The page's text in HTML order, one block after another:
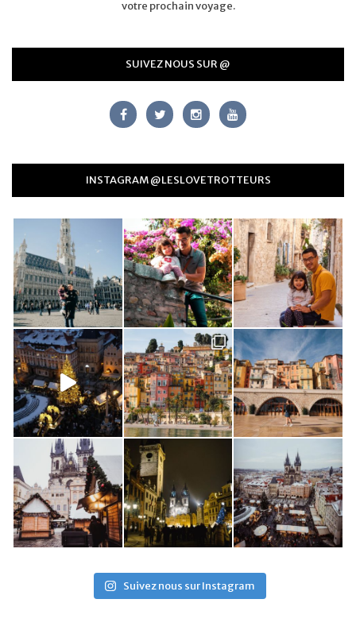
votre prochain voyage.
SUIVEZ NOUS SUR @
INSTAGRAM @LESLOVETROTTEURS
Suivez nous sur Instagram